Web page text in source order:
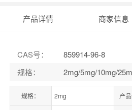
产品详情 商家信息
CAS号：
859914-96-8
规格： 2mg/5mg/10mg/
规格： 2mg 产品